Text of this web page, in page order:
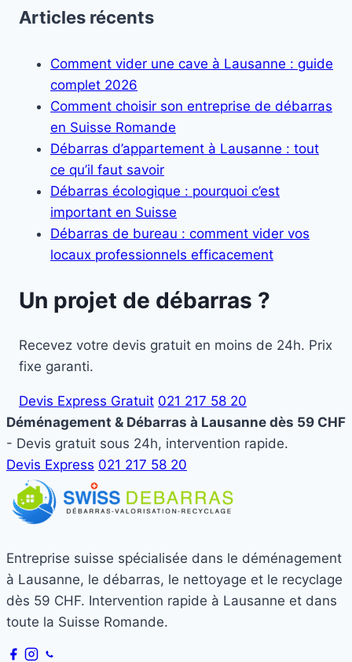
Articles récents
Comment vider une cave à Lausanne : guide
complet 2026
Comment choisir son entreprise de débarras
en Suisse Romande
Débarras d’appartement à Lausanne : tout
ce qu’il faut savoir
Débarras écologique : pourquoi c’est
important en Suisse
Débarras de bureau : comment vider vos
locaux professionnels efficacement
Un projet de débarras ?
Recevez votre devis gratuit en moins de 24h. Prix
fixe garanti.
Devis Express Gratuit 021 217 58 20
Déménagement & Débarras à Lausanne dès 59 CHF
- Devis gratuit sous 24h, intervention rapide.
Devis Express 021 217 58 20
Entreprise suisse spécialisée dans le déménagement
à Lausanne, le débarras, le nettoyage et le recyclage
dès 59 CHF. Intervention rapide à Lausanne et dans
toute la Suisse Romande.